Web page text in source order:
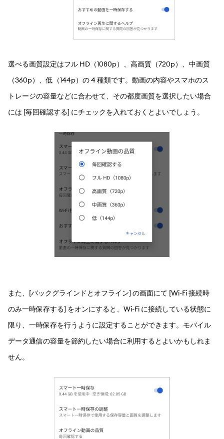
選べる画質設定はフル HD（1080p）、高画質（720p）、中画質
（360p）、低（144p）の 4 種類です。動画の内容やスマホのス
トレージの容量などに合わせて、その都度画質を選択したい場合
には [毎回確認する] にチェックを入れておくとよいでしょう。
また、[バックグラインドとオフライン] の画面にて [Wi-Fi 接続時
のみ一時保存する] をオンにすると、Wi-Fi に接続している状態に
限り、一時保存を行うように設定することができます。モバイル
データ通信の容量を節約したい場合に利用するとよいかもしれま
せん。